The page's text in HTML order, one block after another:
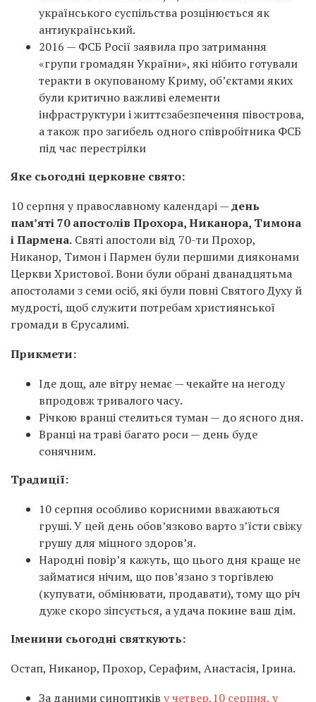
українського суспільства розцінюється як
антиукраїнський.
2016 — ФСБ Росії заявила про затримання
«групи громадян України», які нібито готували
теракти в окупованому Криму, об’єктами яких
були критично важливі елементи
інфраструктури і життєзабезпечення півострова,
а також про загибель одного співробітника ФСБ
під час перестрілки
Яке сьогодні церковне свято:
10 серпня у православному календарі —день
пам’яті 70 апостолів Прохора, Никанора, Тимона
і Пармена. Святі апостоли від 70-ти Прохор,
Никанор, Тимон і Пармен були першими дияконами
Церкви Христової. Вони були обрані дванадцятьма
апостолами з семи осіб, які були повні Святого Духу й
мудрості, щоб служити потребам християнської
громади в Єрусалимі.
Прикмети:
Іде дощ, але вітру немає — чекайте на негоду
впродовж тривалого часу.
Річкою вранці стелиться туман — до ясного дня.
Вранці на траві багато роси — день буде
сонячним.
Традиції:
10 серпня особливо корисними вважаються
груші. У цей день обов’язково варто з’їсти свіжу
грушу для міцного здоров’я.
Народні повір’я кажуть, що цього дня краще не
займатися нічим, що пов’язано з торгівлею
(купувати, обмінювати, продавати), тому що річ
дуже скоро зіпсується, а удача покине ваш дім.
Іменини сьогодні святкують:
Остап, Никанор, Прохор, Серафим, Анастасія, Ірина.
За даними синоптиків у четвер,10 серпня, у